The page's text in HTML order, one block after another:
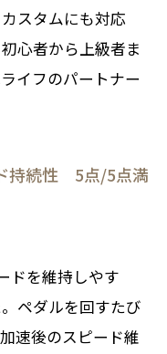
スタムにも対応
心者から上級者ま
イフのパートナー
持続性 5点/5点満
ドを維持しやす
ペダルを回すたび
速後のスピード維